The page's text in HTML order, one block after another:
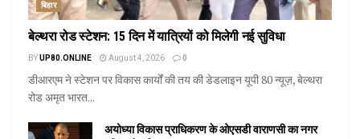
बिहार
बेल्थरा रोड स्टेशन: 15 दिन में यात्रियों को मिलेगी नई सुविधा
BYUP80.ONLINE August 4, 2026 0
डीआरएम ने स्टेशन पर विकास कार्यों की तय की डेडलाइन यूपी 80 न्यूज़, बेल्थरा
रोड अमृत भारत...
अयोध्या विकास प्राधिकरण के ओएसडी वाराणसी का नगर